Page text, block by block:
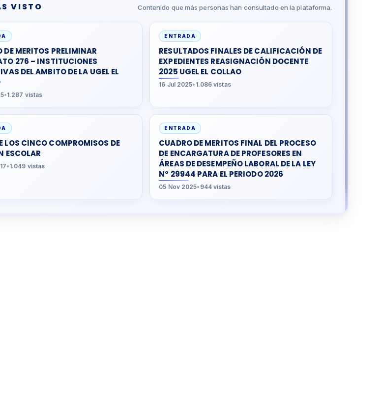
VISTO Contenido que más personas han consultado en la plataforma.
DE MERITOS PRELIMINAR
276 – INSTITUCIONES
DEL AMBITO DE LA UGEL EL
•1.287 vistas
ENTRADA
RESULTADOS FINALES DE CALIFICACIÓN DE
EXPEDIENTES REASIGNACIÓN DOCENTE
2025 UGEL EL COLLAO
16 Jul 2025• 1.086 vistas
LOS CINCO COMPROMISOS DE
ESCOLAR
•1.049 vistas
ENTRADA
CUADRO DE MERITOS FINAL DEL PROCESO
DE ENCARGATURA DE PROFESORES EN
ÁREAS DE DESEMPEÑO LABORAL DE LA LEY
N° 29944 PARA EL PERIODO 2026
05 Nov 2025• 944 vistas